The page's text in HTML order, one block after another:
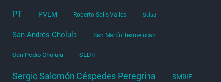
PT PVEM Roberto Solís Valles Salud
San Andrés Cholula San Martín Texmelucan
San Pedro Cholula SEDIF
Sergio Salomón Céspedes Peregrina SMDIF